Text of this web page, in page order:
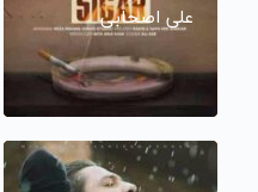
علی اصحابی